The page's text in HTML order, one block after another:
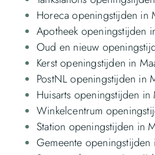
Horeca openingstijden in
Apotheek openingstijden
Oud en nieuw
Kerst openingstijden in
PostNL openingstijden in
Huisarts openingstijden in
Winkelcentrum
Station openingstijden in
Gemeente openingstijden